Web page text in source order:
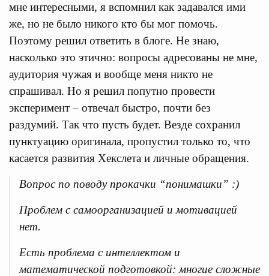
мне интересными, я вспомнил как задавался ими
же, но не было никого кто бы мог помочь.
Поэтому решил ответить в блоге. Не знаю,
насколько это этично: вопросы адресованы не мне,
аудитория чужая и вообще меня никто не
спрашивал. Но я решил попутно провести
эксперимент – отвечал быстро, почти без
раздумий. Так что пусть будет. Везде сохранил
пунктуацию оригинала, пропустил только то, что
касается развития Хекслета и личные обращения.
Вопрос по поводу прокачки “понимашки” :)
Проблем с самоорганизацией и мотивацией
нет.
Есть проблема с интеллектом и
математической подготовкой: многие сложные